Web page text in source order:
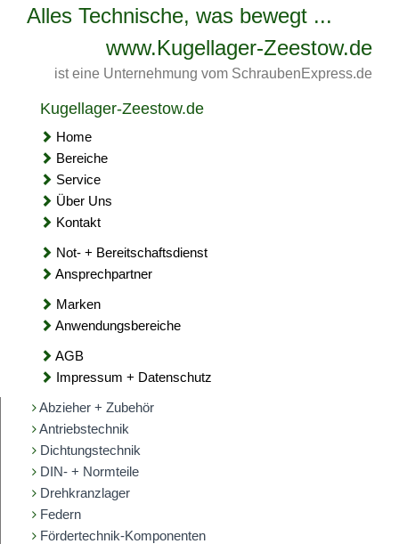
Alles Technische, was bewegt ...
www.Kugellager-Zeestow.de
ist eine Unternehmung vom SchraubenExpress.de
Kugellager-Zeestow.de
Home
Bereiche
Service
Über Uns
Kontakt
Not- + Bereitschaftsdienst
Ansprechpartner
Marken
Anwendungsbereiche
AGB
Impressum + Datenschutz
Abzieher + Zubehör
Antriebstechnik
Dichtungstechnik
DIN- + Normteile
Drehkranzlager
Federn
Fördertechnik-Komponenten